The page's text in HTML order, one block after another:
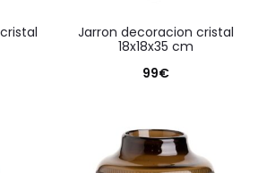
jarron decoracion cristal
18x18x35 cm
99€